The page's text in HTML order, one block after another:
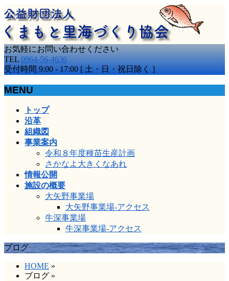
お気軽にお問い合わせください
TEL 0964-56-4636
受付時間 9:00 - 17:00 [ 土・日・祝日除く ]
MENU
トップ
沿革
組織図
事業案内
令和８年度種苗生産計画
さかなよ大きくなあれ
情報公開
施設の概要
大矢野事業場
大矢野事業場-アクセス
牛深事業場
牛深事業場-アクセス
ブログ
HOME »
ブログ »